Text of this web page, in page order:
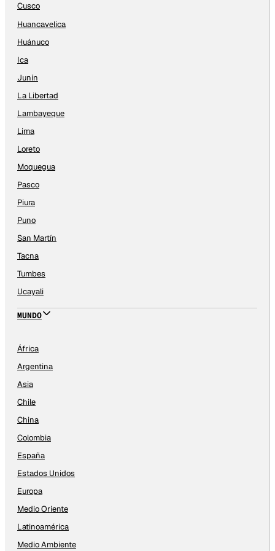
Cusco
Huancavelica
Huánuco
Ica
Junín
La Libertad
Lambayeque
Lima
Loreto
Moquegua
Pasco
Piura
Puno
San Martín
Tacna
Tumbes
Ucayali
MUNDO
África
Argentina
Asia
Chile
China
Colombia
España
Estados Unidos
Europa
Medio Oriente
Latinoamérica
Medio Ambiente